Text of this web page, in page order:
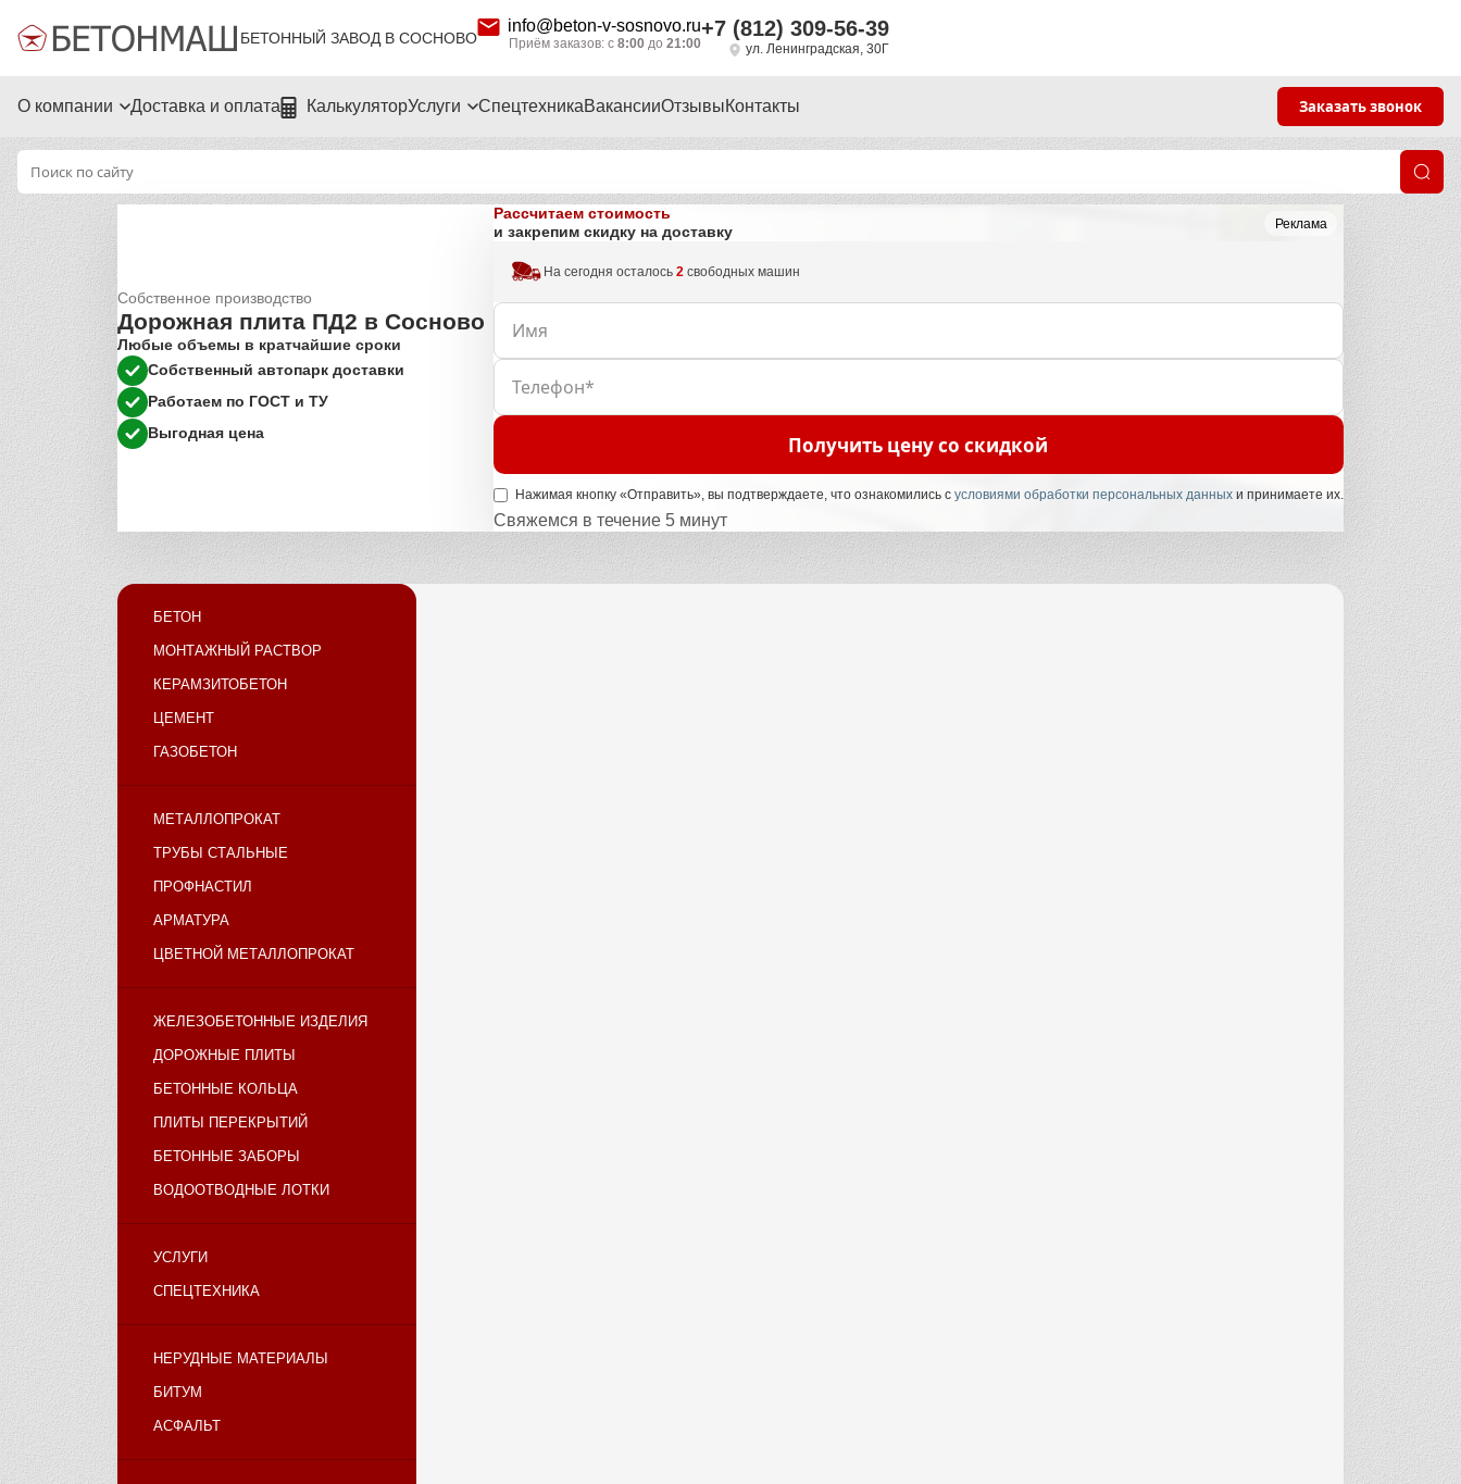
БЕТОННЫЙ ЗАВОД В СОСНОВО
info@beton-v-sosnovo.ru
Приём заказов: с 8:00 до 21:00
+7 (812) 309-56-39
ул. Ленинградская, 30Г
О компании Доставка и оплата КалькуляторУслуги СпецтехникаВакансииОтзывыКонтакты Заказать звонок
Реклама
Собственное производство
Дорожная плита ПД2 в Сосново
Любые объемы в кратчайшие сроки
Собственный автопарк доставки
Работаем по ГОСТ и ТУ
Выгодная цена
Рассчитаем стоимость
и закрепим скидку на доставку
На сегодня осталось 2свободных машин
Получить цену со скидкой
Нажимая кнопку «Отправить», вы подтверждаете, что ознакомились с условиями обработки персональных данных и принимаете их.
Свяжемся в течение 5 минут
БЕТОН
МОНТАЖНЫЙ РАСТВОР
КЕРАМЗИТОБЕТОН
ЦЕМЕНТ
ГАЗОБЕТОН
МЕТАЛЛОПРОКАТ
ТРУБЫ СТАЛЬНЫЕ
ПРОФНАСТИЛ
АРМАТУРА
ЦВЕТНОЙ МЕТАЛЛОПРОКАТ
ЖЕЛЕЗОБЕТОННЫЕ ИЗДЕЛИЯ
ДОРОЖНЫЕ ПЛИТЫ
БЕТОННЫЕ КОЛЬЦА
ПЛИТЫ ПЕРЕКРЫТИЙ
БЕТОННЫЕ ЗАБОРЫ
ВОДООТВОДНЫЕ ЛОТКИ
УСЛУГИ
СПЕЦТЕХНИКА
НЕРУДНЫЕ МАТЕРИАЛЫ
БИТУМ
АСФАЛЬТ